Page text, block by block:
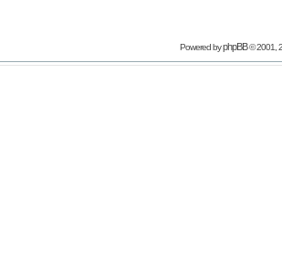
Powered byphpBB© 2001,